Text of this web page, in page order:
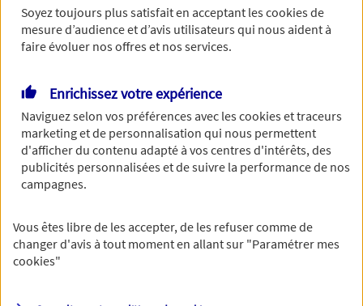
Le numéro de SIRET est constitué de 14 chiffres.
Continuer sans numéro de SIRET
Vous disposez de droits sur les informations
vous concernant. Pour plus
d'informations,cliquez ici.
Soyez toujours plus satisfait en acceptant lescookiesde
mesure d’audience et d’avis utilisateurs qui nous aident à
faire évoluer nos offres et nos services.
Enrichissez votre expérience
Naviguez selon vos préférences avec lescookies et traceurs
marketing et de personnalisation qui nous permettent
d'afficher du contenu adapté à vos centres d'intérêts, des
publicités personnalisées et de suivre la performance de nos
campagnes.
Vous êtes libre de les accepter, de les refuser comme de
changer d'avis à tout moment en allant sur "Paramétrer mes
cookies"